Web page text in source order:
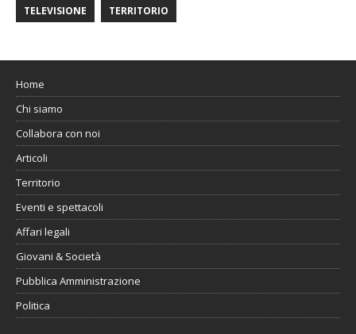
TELEVISIONE TERRITORIO
Home
Chi siamo
Collabora con noi
Articoli
Territorio
Eventi e spettacoli
Affari legali
Giovani & Società
Pubblica Amministrazione
Politica